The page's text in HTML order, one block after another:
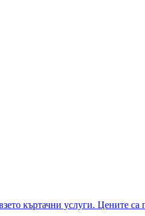
къртачни услуги. Цените